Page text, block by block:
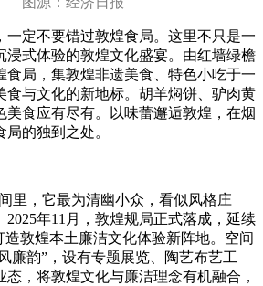
一定不要错过敦煌食局。这里不只是一
浸式体验的敦煌文化盛宴。由红墙绿檐
食局，集敦煌非遗美食、特色小吃于一
食与文化的新地标。胡羊焖饼、驴肉黄
美食应有尽有。以味蕾邂逅敦煌，在烟
的独到之处。
里，它最为清幽小众，看似风格庄
年11月，敦煌规局正式落成，延续
造敦煌本土廉洁文化体验新阵地。空间
廉韵”，设有专题展览、陶艺布艺工
，将敦煌文化与廉洁理念有机融合，